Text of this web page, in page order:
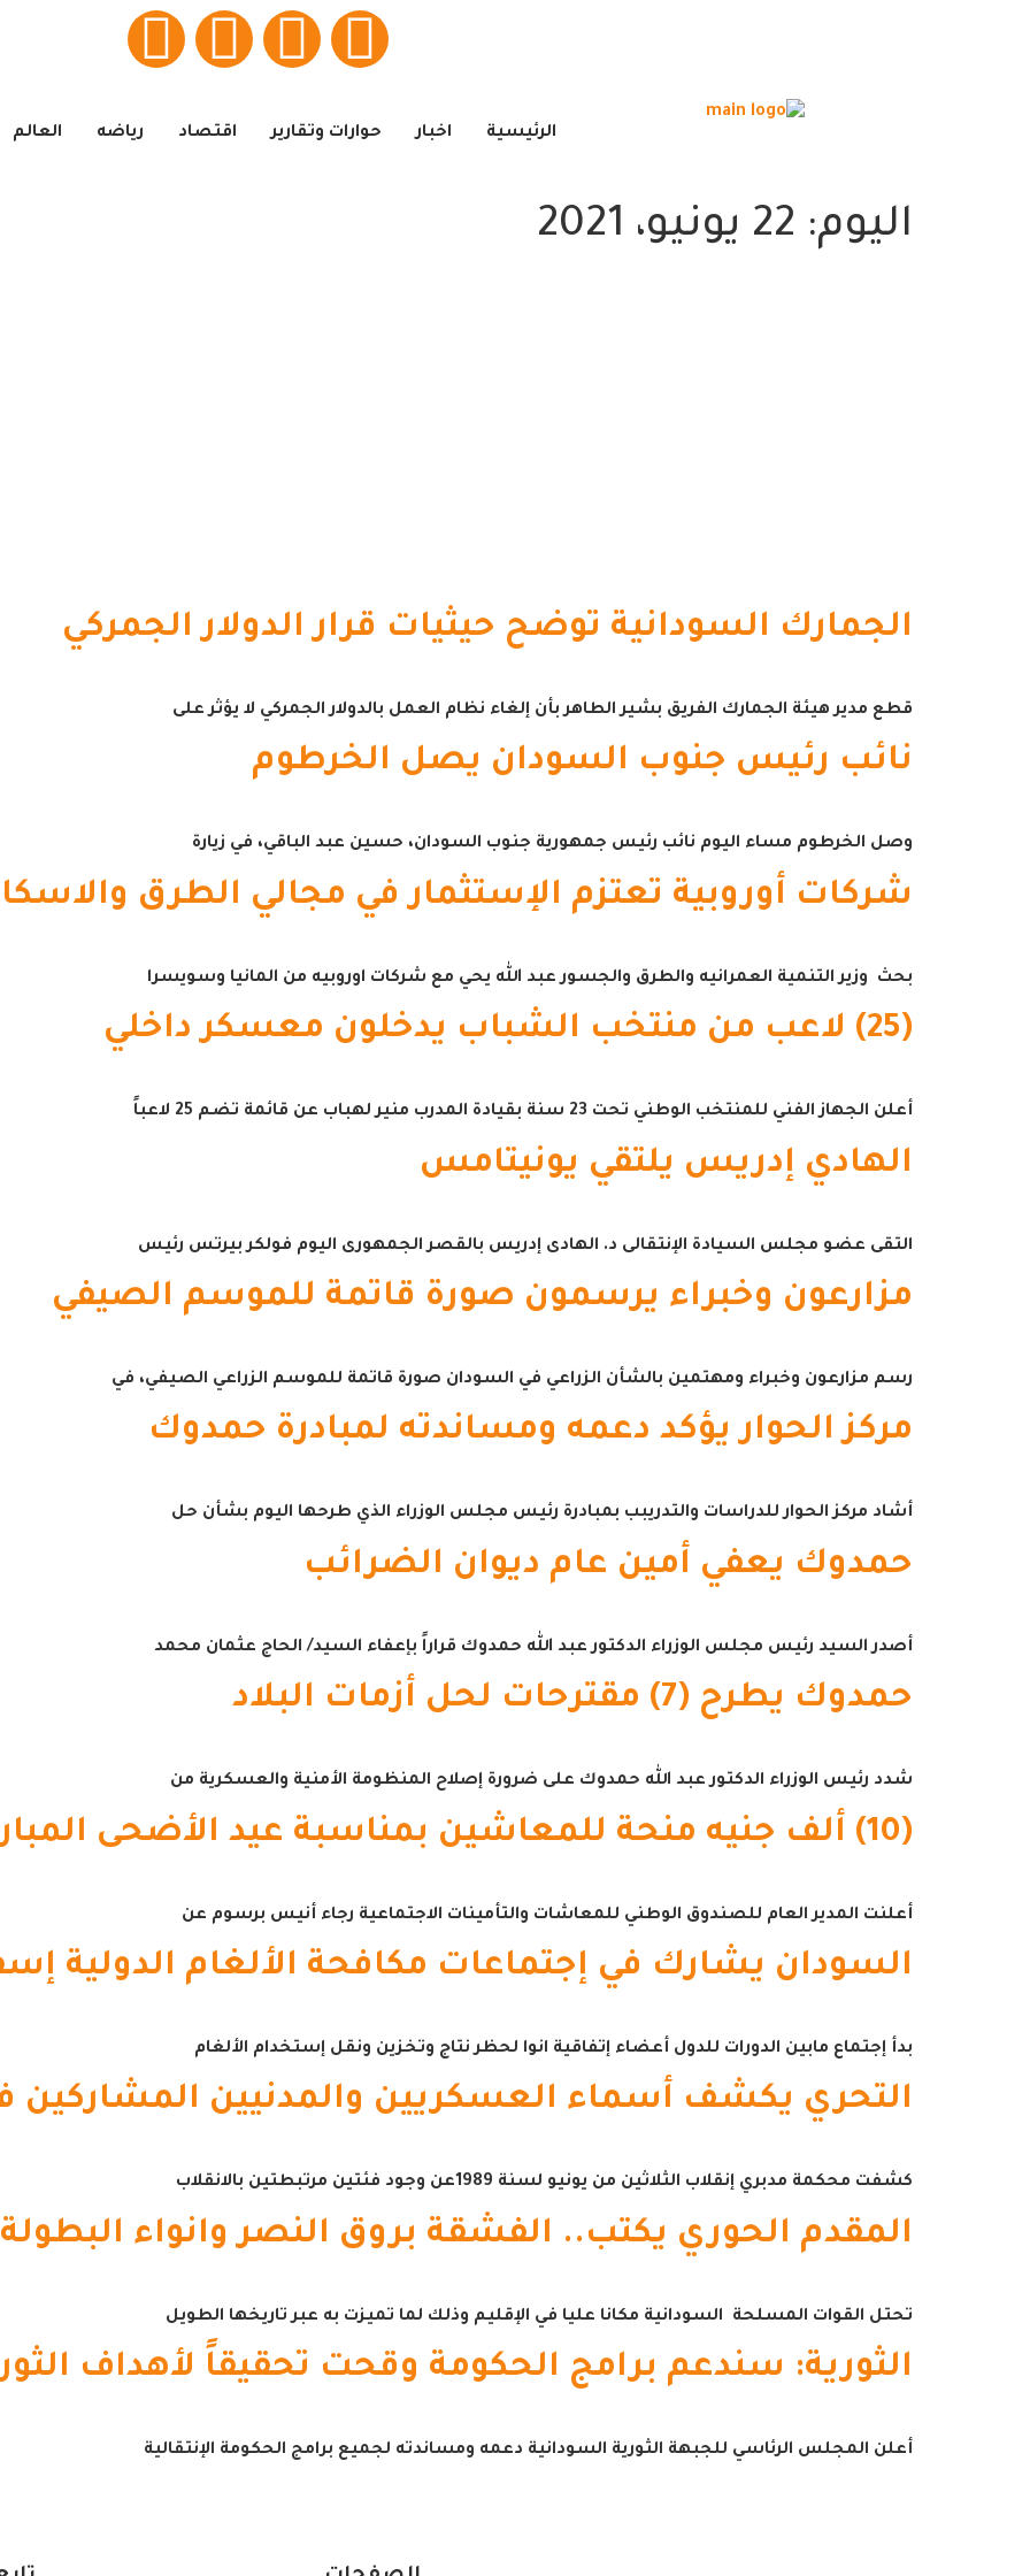
الرئيسية اخبار حوارات وتقارير اقتصاد رياضه العالم
اليوم: 22 يونيو، 2021
الجمارك السودانية توضح حيثيات قرار الدولار الجمركي
قطع مدير هيئة الجمارك الفريق بشير الطاهر بأن إلغاء نظام العمل بالدولار الجمركي لا يؤثر على
نائب رئيس جنوب السودان يصل الخرطوم
وصل الخرطوم مساء اليوم نائب رئيس جمهورية جنوب السودان، حسين عبد الباقي، في زيارة
شركات أوروبية تعتزم الإستثمار في مجالي الطرق
بحث وزير التنمية العمرانيه والطرق والجسور عبد الله يحي مع شركات اوروبيه من المانيا وسويسرا
(25) لاعب من منتخب الشباب يدخلون معسكر داخلي
أعلن الجهاز الفني للمنتخب الوطني تحت 23 سنة بقيادة المدرب منير لهباب عن قائمة تضم 25 لاعباً
الهادي إدريس يلتقي يونيتامس
التقى عضو مجلس السيادة الإنتقالى د. الهادى إدريس بالقصر الجمهورى اليوم فولكر بيرتس رئيس
مزارعون وخبراء يرسمون صورة قاتمة للموسم الصيفي
رسم مزارعون وخبراء ومهتمين بالشأن الزراعي في السودان صورة قاتمة للموسم الزراعي الصيفي، في
مركز الحوار يؤكد دعمه ومساندته لمبادرة حمدوك
أشاد مركز الحوار للدراسات والتدريبب بمبادرة رئيس مجلس الوزراء الذي طرحها اليوم بشأن حل
حمدوك يعفي أمين عام ديوان الضرائب
أصدر السيد رئيس مجلس الوزراء الدكتور عبد الله حمدوك قراراً بإعفاء السيد/ الحاج عثمان محمد
حمدوك يطرح (7) مقترحات لحل أزمات البلاد
شدد رئيس الوزراء الدكتور عبد الله حمدوك على ضرورة إصلاح المنظومة الأمنية والعسكرية من
(10) ألف جنيه منحة للمعاشين بمناسبة عيد الأضحى المبارك
أعلنت المدير العام للصندوق الوطني للمعاشات والتأمينات الاجتماعية رجاء أنيس برسوم عن
السودان يشارك في إجتماعات مكافحة الألغام الدولية
بدأ إجتماع مابين الدورات للدول أعضاء إتفاقية انوا لحظر نتاج وتخزين ونقل إستخدام الألغام
التحري يكشف أسماء العسكريين والمدنيين المشاركين في
كشفت محكمة مدبري إنقلاب الثلاثين من يونيو لسنة 1989عن وجود فئتين مرتبطتين بالانقلاب
المقدم الحوري يكتب.. الفشقة بروق النصر وانواء البطولة
تحتل القوات المسلحة السودانية مكانا عليا في الإقليم وذلك لما تميزت به عبر تاريخها الطويل
الثورية: سندعم برامج الحكومة وقحت تحقيقاً لأهداف
أعلن المجلس الرئاسي للجبهة الثورية السودانية دعمه ومساندته لجميع برامج الحكومة الإنتقالية